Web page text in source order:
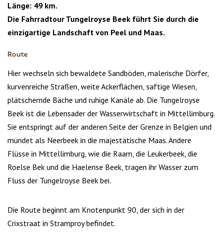
Länge: 49 km.
Die Fahrradtour Tungelroyse Beek führt Sie durch die
einzigartige Landschaft von Peel und Maas.
Route
Hier wechseln sich bewaldete Sandböden, malerische Dörfer,
kurvenreiche Straßen, weite Ackerflächen, saftige Wiesen,
plätschernde Bäche und ruhige Kanäle ab. Die Tungelroyse
Beek ist die Lebensader der Wasserwirtschaft in Mittellimburg.
Sie entspringt auf der anderen Seite der Grenze in Belgien und
mündet als Neerbeek in die majestätische Maas. Andere
Flüsse in Mittellimburg, wie die Raam, die Leukerbeek, die
Roelse Bek und die Haelense Beek, tragen ihr Wasser zum
Fluss der Tungelroyse Beek bei.
Die Route beginnt am Knotenpunkt 90, der sich in der
Crixstraat in Stramproy befindet.